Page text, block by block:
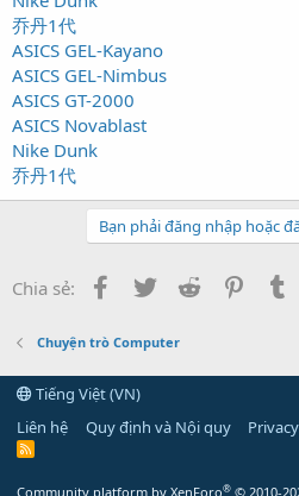
乔丹1代
ASICS GEL-Kayano
ASICS GEL-Nimbus
ASICS GT-2000
ASICS Novablast
Nike Dunk
乔丹1代
Bạn phải đăng nhập hoặc
Chia sẻ: Facebook
Twitter Reddit
Chuyện trò Computer
Tiếng Việt (VN)
Liên hệ
Quy định và Nội quy
R
Community platform by XenForo® © 2010-